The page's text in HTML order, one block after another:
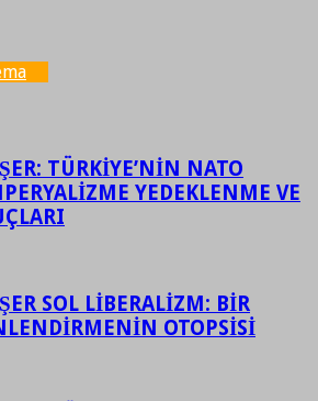
TÜRKİYE’NİN NATO
YEDEKLENME VE
SOL LİBERALİZM: BİR
OTOPSİSİ